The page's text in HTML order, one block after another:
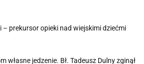
– prekursor opieki nad wiejskimi dziećmi
własne jedzenie. Bł. Tadeusz Dulny zginął